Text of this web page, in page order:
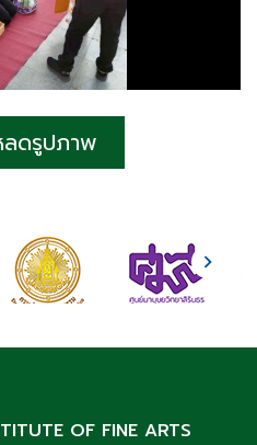
ลดรูปภาพ
OF FINE ARTS